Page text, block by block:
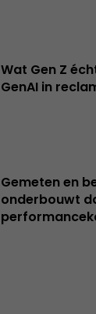
Wat Gen Z
GenAI in
Gemeten en
onderbouwt